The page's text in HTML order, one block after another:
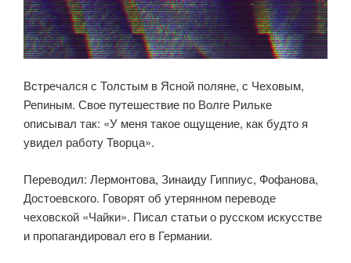
Встречался с Толстым в Ясной поляне, с Чеховым,
Репиным. Свое путешествие по Волге Рильке
описывал так: «У меня такое ощущение, как будто я
увидел работу Творца».
Переводил: Лермонтова, Зинаиду Гиппиус, Фофанова,
Достоевского. Говорят об утерянном переводе
чеховской «Чайки». Писал статьи о русском искусстве
и пропагандировал его в Германии.